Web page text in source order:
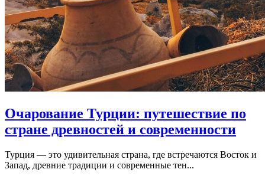
Очарование Турции: путешествие по
стране древностей и современности
Турция — это удивительная страна, где встречаются Восток и
Запад, древние традиции и современные тен...